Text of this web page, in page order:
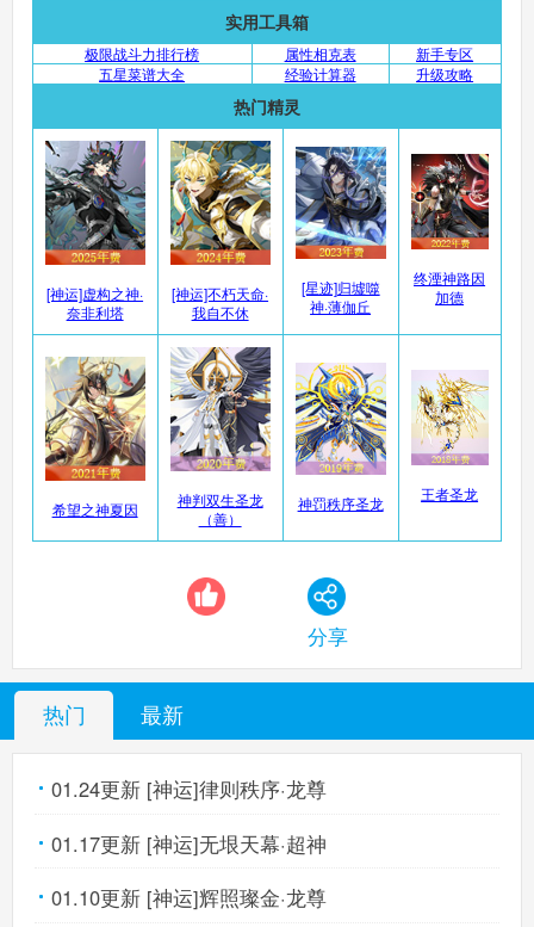
奥奇传说手机版 搜 手
实用工具箱
极限战斗力排行榜 属性相克表
新手专区
五星菜谱大全
经验计算器 升级攻略
热门精灵
[神运]虚构之神·
奈非利塔
[神运]不朽天命·
我自不休
[星迹]归墟噬
神·薄伽丘
终湮神路因
加德
希望之神夏因
神判双生圣龙
（善）
神罚秩序圣龙 王者圣龙
分享
热门 最新
01.24更新 [神运]律则秩序·龙尊
01.17更新 [神运]无垠天幕·超神
01.10更新 [神运]辉照璨金·龙尊